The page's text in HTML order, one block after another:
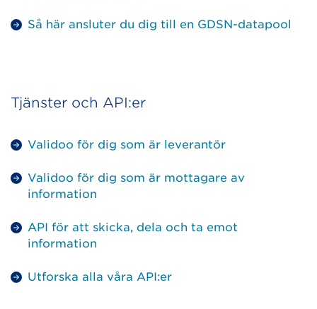
Så här ansluter du dig till en GDSN-datapool
Tjänster och API:er
Validoo för dig som är leverantör
Validoo för dig som är mottagare av
information
API för att skicka, dela och ta emot
information
Utforska alla våra API:er